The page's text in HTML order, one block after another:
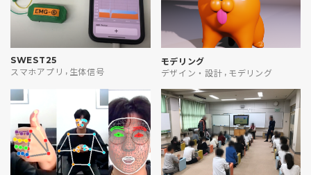
SWEST25
スマホアプリ , 生体信号
モデリング
デザイン・設計 , モデリング